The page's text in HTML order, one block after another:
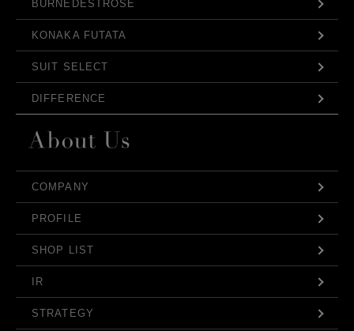
BURNEDESTROSE
KONAKA FUTATA
SUIT SELECT
DIFFERENCE
COMPANY
PROFILE
SHOP LIST
IR
STRATEGY